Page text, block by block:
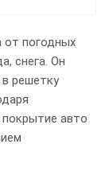
от погодных
снега. Он
решетку
авто